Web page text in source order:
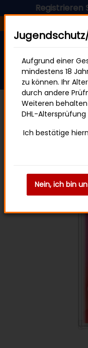
Registrieren Sie
FLERBAR M
Aufgrund einer
mindestens 18
zu können. Ihr
durch andere
Weiteren
DHL-
Ich bestätige
Nein, ich bin